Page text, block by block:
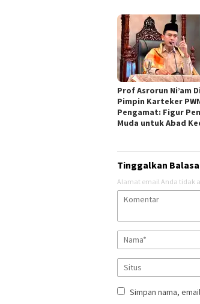
Prof Asrorun Ni’am
Pimpin Karteker
Pengamat: Figur
Muda untuk Abad
Tinggalkan
Alamat email Anda tidak
Simpan nama,